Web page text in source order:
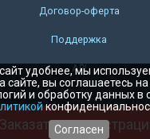
Заказать
Договор-оферта
Поддержка
API
удобнее, мы
сайте, вы соглашаетесь
и обработку данных в
Согласен